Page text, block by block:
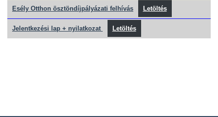
Esély Otthon ösztöndíjpályázati felhívás Letöltés
Jelentkezési lap + nyilatkozat Letöltés